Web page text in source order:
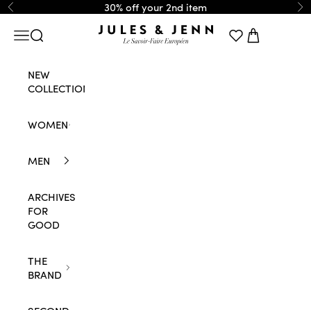
Skip to content
Previous 30% off your 2nd item
JULES & JENN
Navigation menu
Search Cart
NEW
COLLECTION
WOMEN
MEN
ARCHIVES
FOR
GOOD
THE
BRAND